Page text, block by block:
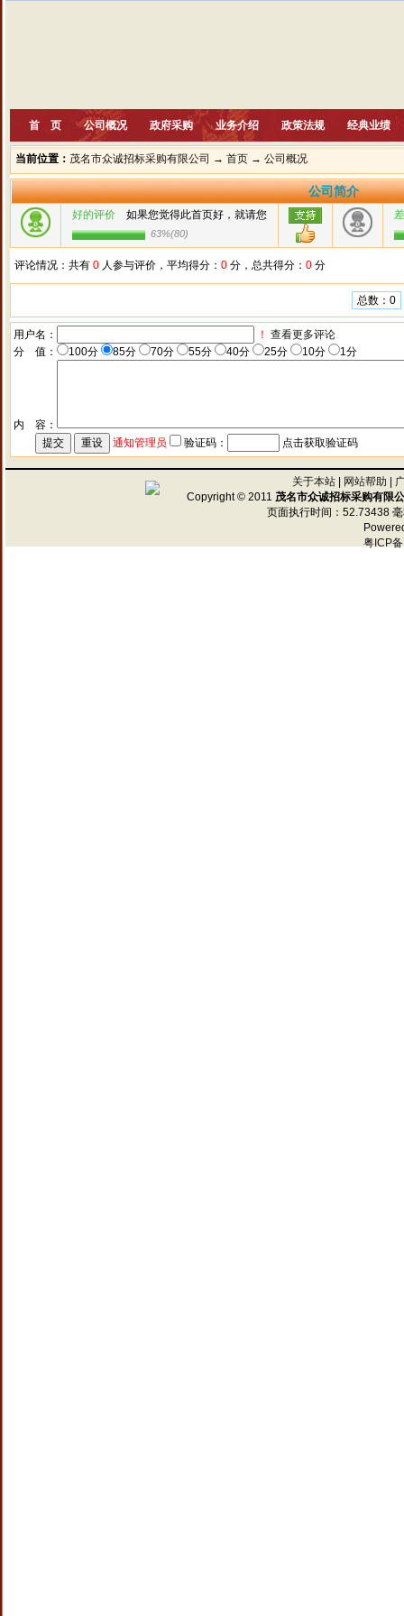
首 页 公司概况 政府采购 业务介绍 政策法规 经典业绩
当前位置： 茂名市众诚招标采购有限公司 → 首页 → 公司概况
公司简介
好的评价 如果您觉得此首页好，就请您
63%(80)
评论情况：共有 0 人参与评价，平均得分： 0 分，总共得分： 0 分
总数：0
用户名： ！ 查看更多评论
分 值：
100分 85分 70分 55分 40分 25分 10分 1分
内 容：
通知管理员
验证码： 点击获取验证码
关于本站| 网站帮助
Copyright © 2011 茂名市众诚招标采购有限
页面执行时间：52.73438
粤ICP